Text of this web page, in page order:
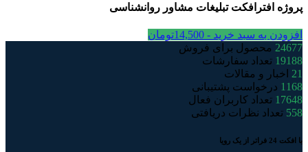
پروژه افترافکت تبلیغات مشاور روانشناسی
افزودن به سبد خرید - 14,500تومان
24677 محصول برای فروش
19188 تعداد سفارشات
21 اخبار و مقالات
1168 درخواست پشتیبانی
17648 تعداد کاربران فعال
558 تعداد نظرات دریافتی
با افکت 24 فراتر از یک رویا